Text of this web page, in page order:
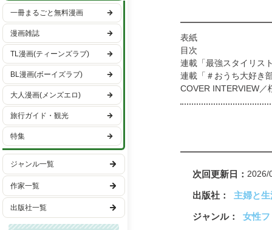
趣味・エンタメ
スポーツ・アウトドア
男性ライフスタイル
国内旅行
海外旅行
女性漫画
ヒューマンドラマ
バトル・アクション
ファンタジー・SF
異世界・転生
ミステリー・サスペンス
ホラー
日常
学園
ギャグ・コメディー
スポーツ
歴史・時代
一冊まるごと無料漫画
漫画雑誌
TL漫画(ティーンズラブ)
BL漫画(ボーイズラブ)
大人漫画(メンズエロ)
旅行ガイド・観光
特集
ジャンル一覧
作家一覧
出版社一覧
表紙
目次
連載「最強スタイリス
連載「＃おうち大好き
COVER INTERVIEW／
■MIKUERA みくの新時
インフォメーション＆
【伊勢半】さらふわ美
連載「松居大悟の三大
連載「ラグジュリアス
次回更新日 2026/
出版社 主婦と
ジャンル 女性